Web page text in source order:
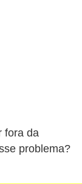
fora da
problema?